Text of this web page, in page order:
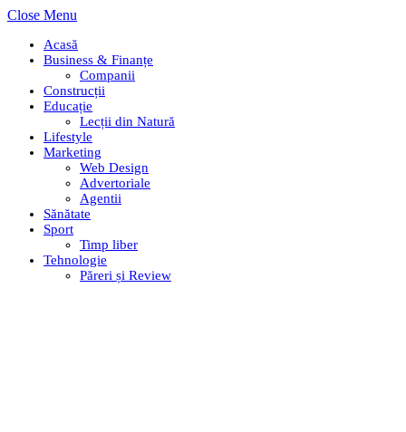
Close Menu
Acasă
Business & Finanțe
Companii
Construcții
Educație
Lecții din Natură
Lifestyle
Marketing
Web Design
Advertoriale
Agentii
Sănătate
Sport
Timp liber
Tehnologie
Păreri și Review